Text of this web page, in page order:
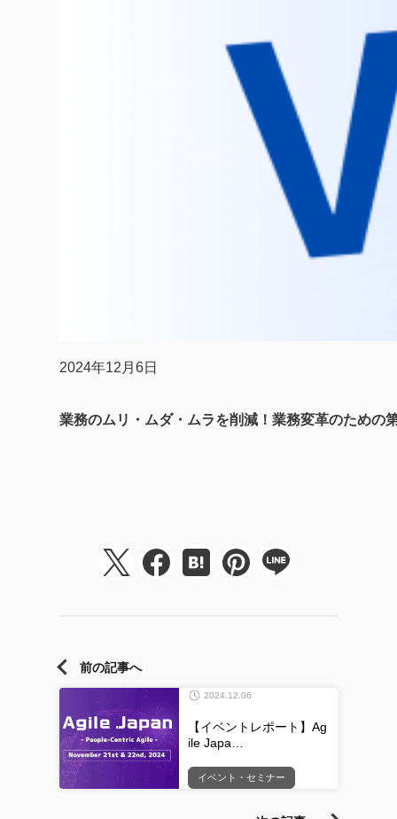
2024年12月6日
業務のムリ・ムダ・ムラを削減！業務変革のための
前の記事へ
2024.12.06
【イベントレポート】Ag
ile Japa…
イベント・セミナー